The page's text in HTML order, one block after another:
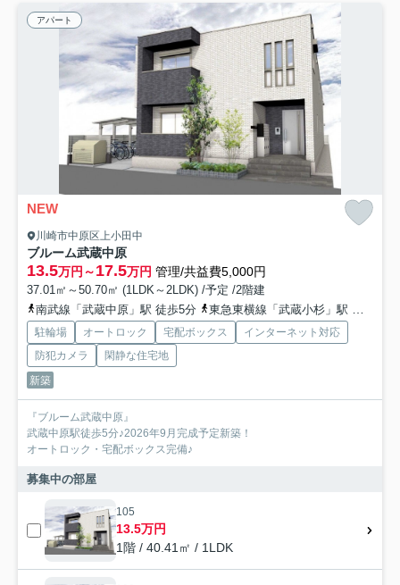
アパート
NEW
川崎市中原区上小田中
ブルーム武蔵中原
13.5万円～17.5万円 管理/共益費5,000円
37.01㎡～50.70㎡ (1LDK～2LDK) /予定 /2階建
南武線「武蔵中原」駅 徒歩5分
東急東横線「武蔵小杉」駅 徒歩25分
駐輪場 オートロック 宅配ボックス
インターネット対応
防犯カメラ
閑静な住宅地
新築
『ブルーム武蔵中原』
武蔵中原駅徒歩5分♪2026年9月完成予定新築！
オートロック・宅配ボックス完備♪
募集中の部屋
105
13.5万円
1階 / 40.41㎡ / 1LDK